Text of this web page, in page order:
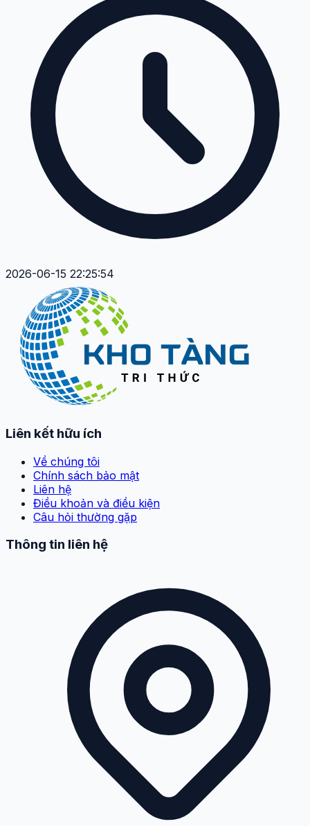
2026-06-15 22:25:54
Liên kết hữu ích
Về chúng tôi
Chính sách bảo mật
Liên hệ
Điều khoản và điều kiện
Câu hỏi thường gặp
Thông tin liên hệ